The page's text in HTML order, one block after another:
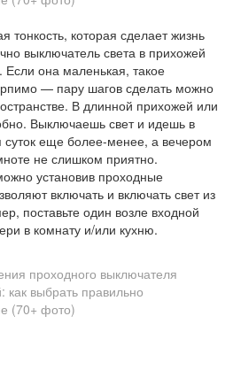
тонкость, которая сделает жизнь
выключатель света в прихожей
Если она маленькая, такое
— пару шагов сделать можно
В длинной прихожей или
Выключаешь свет и идешь в
суток еще более-менее, а вечером
не слишком приятно.
установив проходные
включать и включать свет из
поставьте один возле входной
в комнату и/или кухню.
проходного выключателя